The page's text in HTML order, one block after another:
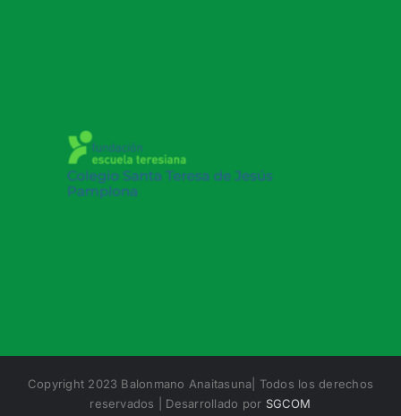
Copyright 2023 Balonmano Anaitasuna| Todos los derechos
reservados | Desarrollado por SGCOM